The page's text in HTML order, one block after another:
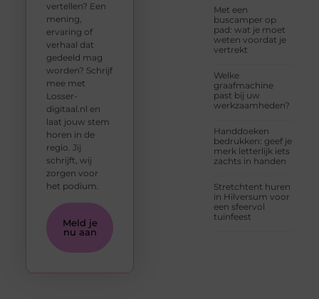
Met een
buscamper op
pad: wat je moet
weten voordat je
vertrekt
Welke
graafmachine
past bij uw
werkzaamheden?
Handdoeken
bedrukken: geef je
merk letterlijk iets
zachts in handen
Stretchtent huren
in Hilversum voor
een sfeervol
tuinfeest
vertellen? Een
mening,
ervaring of
verhaal dat
gedeeld mag
worden? Schrijf
mee met
Losser-
digitaal.nl en
laat jouw stem
horen in de
regio. Jij
schrijft, wij
zorgen voor
het podium.
Meld je
nu aan